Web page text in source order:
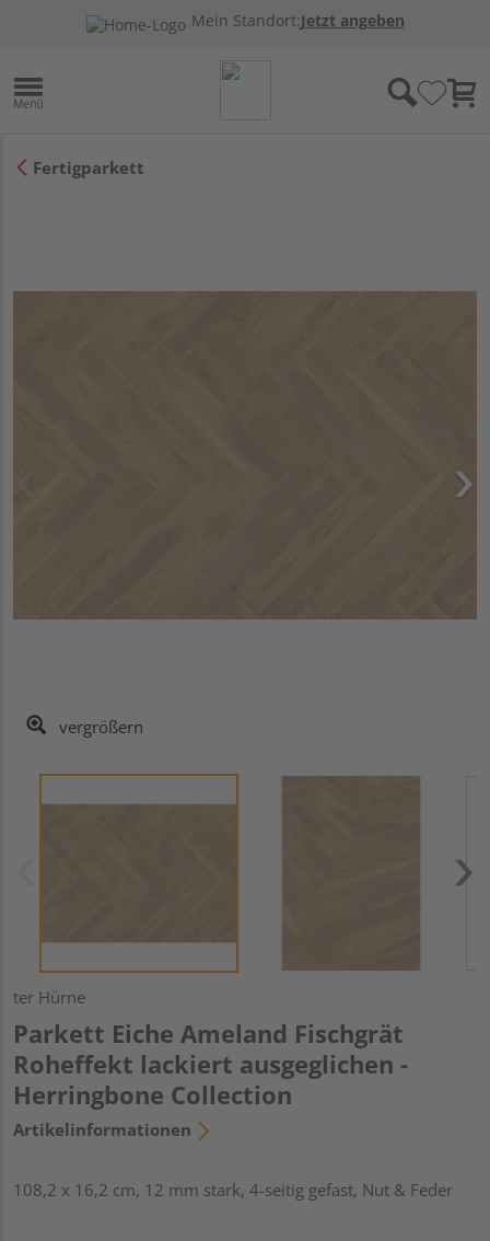
Mein Standort:Jetzt angeben
Fertigparkett
vergrößern
ter Hürne
Parkett Eiche Ameland Fischgrät
Roheffekt lackiert ausgeglichen -
Herringbone Collection
Artikelinformationen
108,2 x 16,2 cm, 12 mm stark, 4-seitig gefast, Nut & Feder